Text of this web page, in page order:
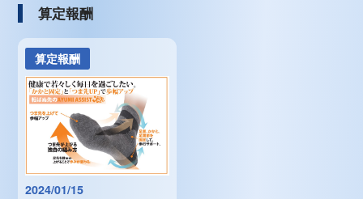
算定報酬
算定報酬
2024/01/15